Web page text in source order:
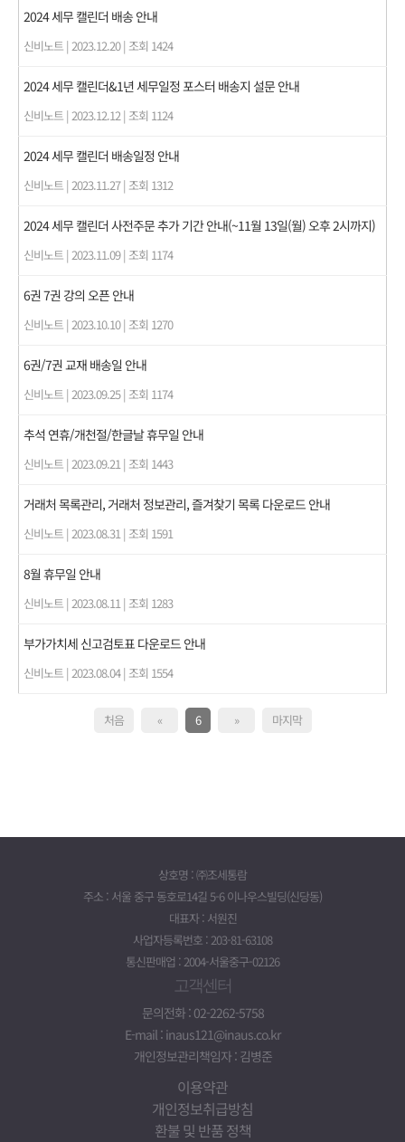
2024 세무 캘린더 배송 안내
신비노트 | 2023.12.20 | 조회 1424
2024 세무 캘린더&1년 세무일정 포스터 배송지 설문 안내
신비노트 | 2023.12.12 | 조회 1124
2024 세무 캘린더 배송일정 안내
신비노트 | 2023.11.27 | 조회 1312
2024 세무 캘린더 사전주문 추가 기간 안내(~11월 13일(월) 오후 2시까지)
신비노트 | 2023.11.09 | 조회 1174
6권 7권 강의 오픈 안내
신비노트 | 2023.10.10 | 조회 1270
6권/7권 교재 배송일 안내
신비노트 | 2023.09.25 | 조회 1174
추석 연휴/개천절/한글날 휴무일 안내
신비노트 | 2023.09.21 | 조회 1443
거래처 목록관리, 거래처 정보관리, 즐겨찾기 목록 다운로드 안내
신비노트 | 2023.08.31 | 조회 1591
8월 휴무일 안내
신비노트 | 2023.08.11 | 조회 1283
부가가치세 신고검토표 다운로드 안내
신비노트 | 2023.08.04 | 조회 1554
처음 « 6 » 마지막
상호명 : ㈜조세통람
주소 : 서울 중구 동호로14길 5-6 이나우스빌딩(신당동)
대표자 : 서원진
사업자등록번호 : 203-81-63108
통신판매업 : 2004-서울중구-02126
고객센터
문의전화 : 02-2262-5758
E-mail : inaus121@inaus.co.kr
개인정보관리책임자 : 김병준
이용약관
개인정보취급방침
환불 및 반품 정책